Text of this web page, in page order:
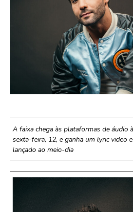
A faixa chega às plataformas de áudio
sexta-feira, 12, e ganha um lyric video
lançado ao meio-dia